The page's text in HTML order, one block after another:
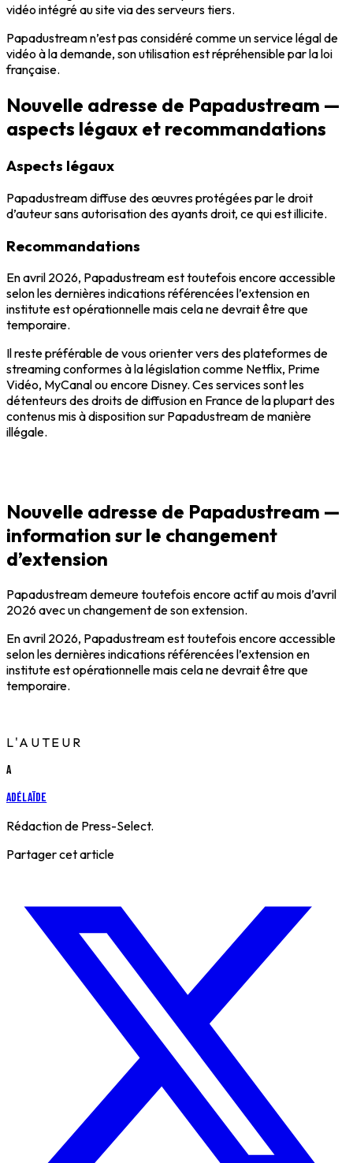
vidéo intégré au site via des serveurs tiers.
Papadustream n’est pas considéré comme un service légal de
vidéo à la demande, son utilisation est répréhensible par la loi
française.
Nouvelle adresse de Papadustream —
aspects légaux et recommandations
Aspects légaux
Papadustream diffuse des œuvres protégées par le droit
d’auteur sans autorisation des ayants droit, ce qui est illicite.
Recommandations
En avril 2026, Papadustream est toutefois encore accessible
selon les dernières indications référencées l’extension en
institute est opérationnelle mais cela ne devrait être que
temporaire.
Il reste préférable de vous orienter vers des plateformes de
streaming conformes à la législation comme Netflix, Prime
Vidéo, MyCanal ou encore Disney. Ces services sont les
détenteurs des droits de diffusion en France de la plupart des
contenus mis à disposition sur Papadustream de manière
illégale.
Nouvelle adresse de Papadustream —
information sur le changement
d’extension
Papadustream demeure toutefois encore actif au mois d’avril
2026 avec un changement de son extension.
En avril 2026, Papadustream est toutefois encore accessible
selon les dernières indications référencées l’extension en
institute est opérationnelle mais cela ne devrait être que
temporaire.
L'AUTEUR
A
Adélaïde
Rédaction de Press-Select.
Partager cet article